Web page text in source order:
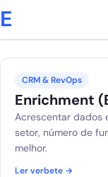
E
CRM & RevOps
Enrichment
Acrescentar dados
setor, número de
melhor.
Ler verbete →